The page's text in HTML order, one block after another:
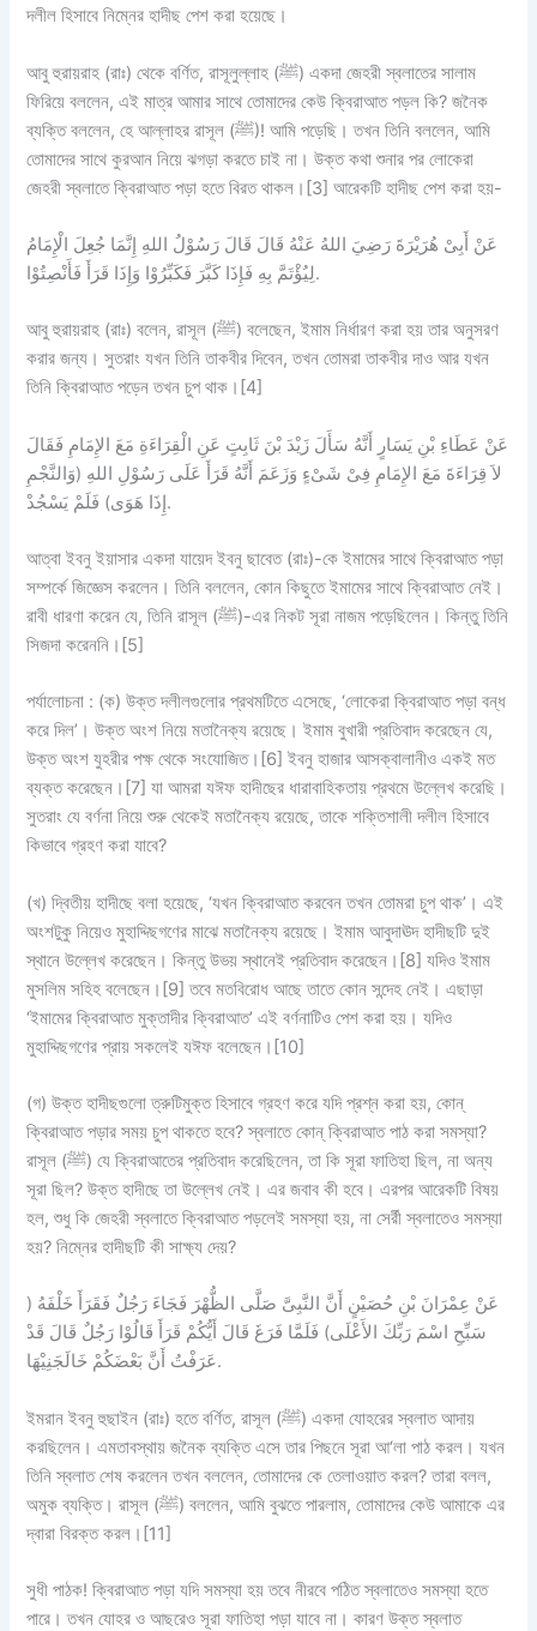
দলীল হিসাবে নিম্নের হাদীছ পেশ করা হয়েছে।
আবু হুরায়রাহ (রাঃ) থেকে বর্ণিত, রাসূলুল্লাহ (ﷺ) একদা জেহরী স্বলাতের সালাম
ফিরিয়ে বললেন, এই মাত্র আমার সাথে তোমাদের কেউ ক্বিরাআত পড়ল কি? জনৈক
ব্যক্তি বললেন, হে আল্লাহর রাসূল (ﷺ)! আমি পড়েছি। তখন তিনি বললেন, আমি
তোমাদের সাথে কুরআন নিয়ে ঝগড়া করতে চাই না। উক্ত কথা শুনার পর লোকেরা
জেহরী স্বলাতে ক্বিরাআত পড়া হতে বিরত থাকল।[3] আরেকটি হাদীছ পেশ করা হয়-
عَنْ أَبِىْ هُرَيْرَةَ رَضِيَ اللهُ عَنْهُ قَالَ قَالَ رَسُوْلُ اللهِ إِنَّمَا جُعِلَ الْإِمَامُ
لِيُؤْتَمَّ بِهِ فَإِذَا كَبَّرَ فَكَبِّرُوْا وَإِذَا قَرَأَ فَأَنْصِتُوْا.
আবু হুরায়রাহ (রাঃ) বলেন, রাসূল (ﷺ) বলেছেন, ইমাম নির্ধারণ করা হয় তার অনুসরণ
করার জন্য। সুতরাং যখন তিনি তাকবীর দিবেন, তখন তোমরা তাকবীর দাও আর যখন
তিনি ক্বিরাআত পড়েন তখন চুপ থাক।[4]
عَنْ عَطَاءِ بْنِ يَسَارٍ أَنَّهُ سَأَلَ زَيْدَ بْنَ ثَابِتٍ عَنِ الْقِرَاءَةِ مَعَ الإِمَامِ فَقَالَ
لاَ قِرَاءَةَ مَعَ الإِمَامِ فِىْ شَىْءٍ وَزَعَمَ أَنَّهُ قَرَأَ عَلَى رَسُوْلِ اللهِ (وَالنَّجْمِ
إِذَا هَوَى) فَلَمْ يَسْجُدْ.
আত্বা ইবনু ইয়াসার একদা যায়েদ ইবনু ছাবেত (রাঃ)-কে ইমামের সাথে ক্বিরাআত পড়া
সম্পর্কে জিজ্ঞেস করলেন। তিনি বললেন, কোন কিছুতে ইমামের সাথে ক্বিরাআত নেই।
রাবী ধারণা করেন যে, তিনি রাসূল (ﷺ)-এর নিকট সূরা নাজম পড়েছিলেন। কিন্তু তিনি
সিজদা করেননি।[5]
পর্যালোচনা : (ক) উক্ত দলীলগুলোর প্রথমটিতে এসেছে, ‘লোকেরা ক্বিরাআত পড়া বন্ধ
করে দিল’। উক্ত অংশ নিয়ে মতানৈক্য রয়েছে। ইমাম বুখারী প্রতিবাদ করেছেন যে,
উক্ত অংশ যুহরীর পক্ষ থেকে সংযোজিত।[6] ইবনু হাজার আসক্বালানীও একই মত
ব্যক্ত করেছেন।[7] যা আমরা যঈফ হাদীছের ধারাবাহিকতায় প্রথমে উল্লেখ করেছি।
সুতরাং যে বর্ণনা নিয়ে শুরু থেকেই মতানৈক্য রয়েছে, তাকে শক্তিশালী দলীল হিসাবে
কিভাবে গ্রহণ করা যাবে?
(খ) দ্বিতীয় হাদীছে বলা হয়েছে, ‘যখন ক্বিরাআত করবেন তখন তোমরা চুপ থাক’। এই
অংশটুকু নিয়েও মুহাদ্দিছগণের মাঝে মতানৈক্য রয়েছে। ইমাম আবুদাঊদ হাদীছটি দুই
স্থানে উল্লেখ করেছেন। কিন্তু উভয় স্থানেই প্রতিবাদ করেছেন।[8] যদিও ইমাম
মুসলিম সহিহ বলেছেন।[9] তবে মতবিরোধ আছে তাতে কোন সন্দেহ নেই। এছাড়া
‘ইমামের ক্বিরাআত মুক্তাদীর ক্বিরাআত’ এই বর্ণনাটিও পেশ করা হয়। যদিও
মুহাদ্দিছগণের প্রায় সকলেই যঈফ বলেছেন।[10]
(গ) উক্ত হাদীছগুলো ত্রুটিমুক্ত হিসাবে গ্রহণ করে যদি প্রশ্ন করা হয়, কোন্
ক্বিরাআত পড়ার সময় চুপ থাকতে হবে? স্বলাতে কোন্ ক্বিরাআত পাঠ করা সমস্যা?
রাসূল (ﷺ) যে ক্বিরাআতের প্রতিবাদ করেছিলেন, তা কি সূরা ফাতিহা ছিল, না অন্য
সূরা ছিল? উক্ত হাদীছে তা উল্লেখ নেই। এর জবাব কী হবে। এরপর আরেকটি বিষয়
হল, শুধু কি জেহরী স্বলাতে ক্বিরাআত পড়লেই সমস্যা হয়, না সের্রী স্বলাতেও সমস্যা
হয়? নিম্নের হাদীছটি কী সাক্ষ্য দেয়?
عَنْ عِمْرَانَ بْنِ حُصَيْنٍ أَنَّ النَّبِىَّ صَلَّى الظُّهْرَ فَجَاءَ رَجُلٌ فَقَرَأَ خَلْفَهُ (
سَبِّحِ اسْمَ رَبِّكَ الأَعْلَى) فَلَمَّا فَرَغَ قَالَ أَيُّكُمْ قَرَأَ قَالُوْا رَجُلٌ قَالَ قَدْ
عَرَفْتُ أَنَّ بَعْضَكُمْ خَالَجَنِيْهَا.
ইমরান ইবনু হুছাইন (রাঃ) হতে বর্ণিত, রাসূল (ﷺ) একদা যোহরের স্বলাত আদায়
করছিলেন। এমতাবস্থায় জনৈক ব্যক্তি এসে তার পিছনে সূরা আ‘লা পাঠ করল। যখন
তিনি স্বলাত শেষ করলেন তখন বললেন, তোমাদের কে তেলাওয়াত করল? তারা বলল,
অমুক ব্যক্তি। রাসূল (ﷺ) বললেন, আমি বুঝতে পারলাম, তোমাদের কেউ আমাকে এর
দ্বারা বিরক্ত করল।[11]
সুধী পাঠক! ক্বিরাআত পড়া যদি সমস্যা হয় তবে নীরবে পঠিত স্বলাতেও সমস্যা হতে
পারে। তখন যোহর ও আছরেও সূরা ফাতিহা পড়া যাবে না। কারণ উক্ত স্বলাত